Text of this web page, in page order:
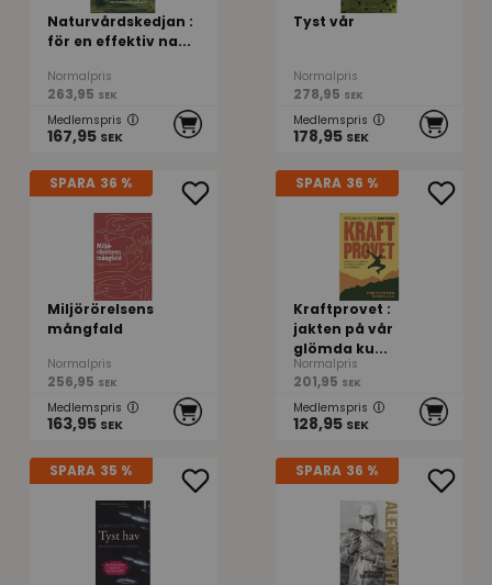
Naturvårdskedjan :
för en effektiv na...
Normalpris
263,95 SEK
Medlemspris
167,95 SEK
Tyst vår
Normalpris
278,95 SEK
Medlemspris
178,95 SEK
SPARA 36 %
Miljörörelsens
mångfald
Normalpris
256,95 SEK
Medlemspris
163,95 SEK
SPARA 36 %
Kraftprovet :
jakten på vår
glömda ku...
Normalpris
201,95 SEK
Medlemspris
128,95 SEK
SPARA 35 % SPARA 36 %